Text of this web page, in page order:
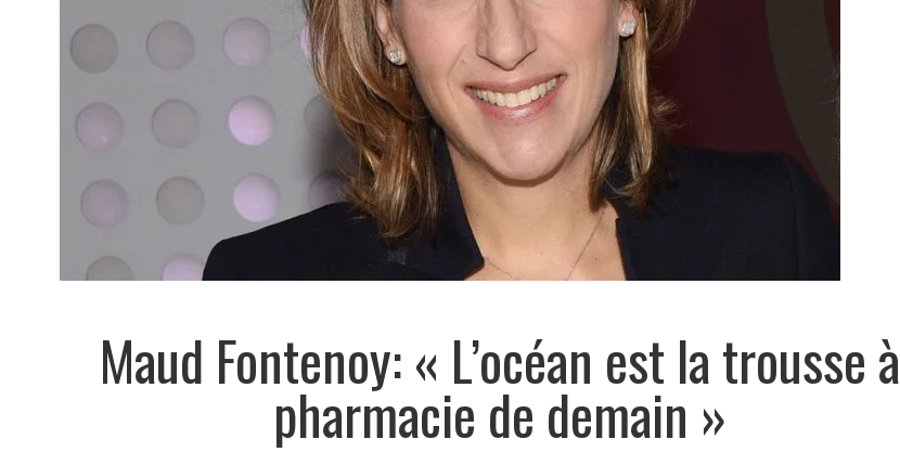
Maud Fontenoy: « L’océan est la trousse à
pharmacie de demain »